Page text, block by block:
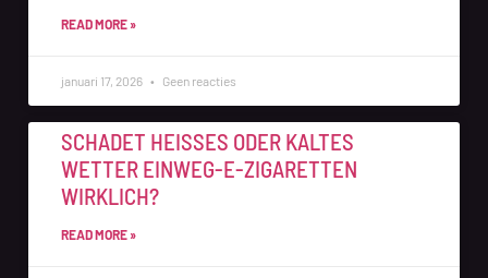
READ MORE »
januari 17, 2026 Geen reacties
SCHADET HEISSES ODER KALTES W
ETTER EINWEG-E-ZIGARETTEN W
IRKLICH?
READ MORE »